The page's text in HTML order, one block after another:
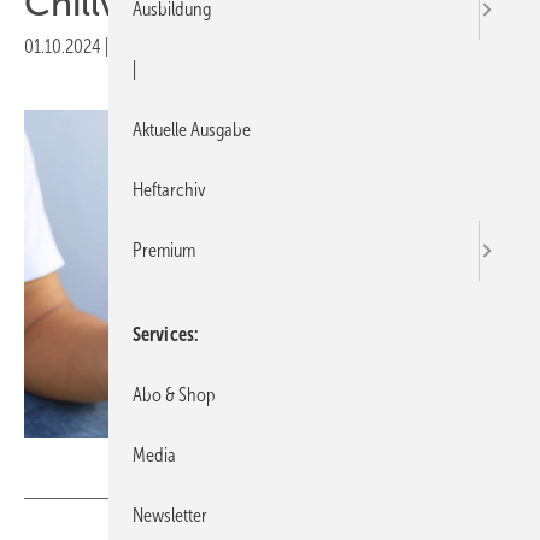
01.10.2024
Ausbildung
Aktuelle Ausgabe
Heftarchiv
Premium
Services
Abo & Shop
Media
Newsletter